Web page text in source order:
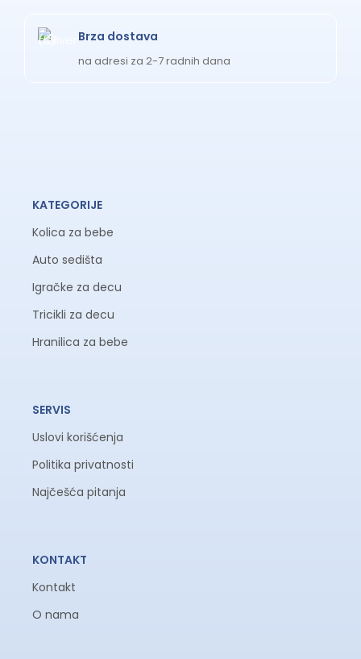
Brza dostava
na adresi za 2-7 radnih dana
KATEGORIJE
Kolica za bebe
Auto sedišta
Igračke za decu
Tricikli za decu
Hranilica za bebe
SERVIS
Uslovi korišćenja
Politika privatnosti
Najčešća pitanja
KONTAKT
Kontakt
O nama